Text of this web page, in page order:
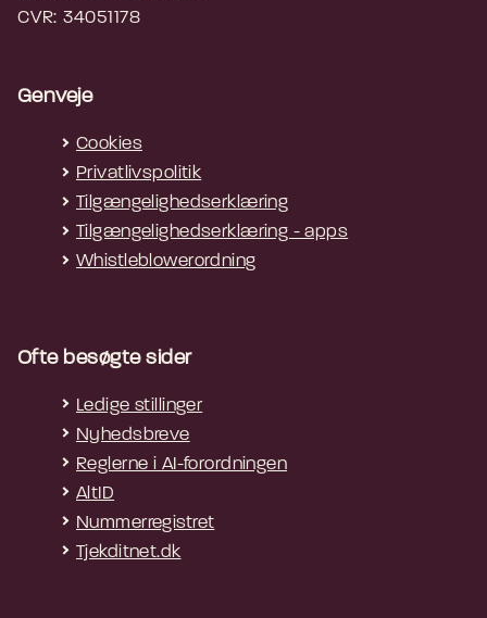
CVR: 34051178
Genveje
Cookies
Privatlivspolitik
Tilgængelighedserklæring
Tilgængelighedserklæring - apps
Whistleblowerordning
Ofte besøgte sider
Ledige stillinger
Nyhedsbreve
Reglerne i AI-forordningen
AltID
Nummerregistret
Tjekditnet.dk